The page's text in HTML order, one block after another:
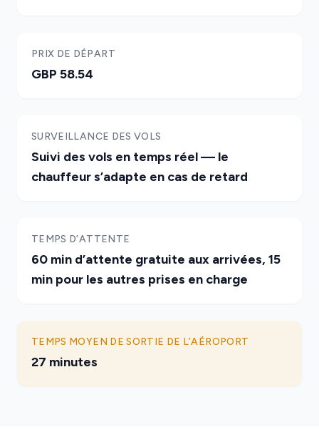
PRIX DE DÉPART
GBP 58.54
SURVEILLANCE DES VOLS
Suivi des vols en temps réel — le
chauffeur s’adapte en cas de retard
TEMPS D’ATTENTE
60 min d’attente gratuite aux arrivées, 15
min pour les autres prises en charge
TEMPS MOYEN DE SORTIE DE L’AÉROPORT
27 minutes